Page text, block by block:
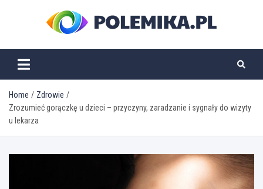
polemika.pl
Home
Zdrowie
Zrozumieć gorączkę u dzieci – przyczyny, zaradzanie i sygnały do wizyty
u lekarza